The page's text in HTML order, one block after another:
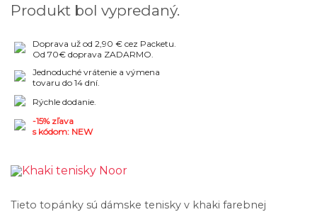
Produkt bol vypredaný.
Doprava už od 2,90 € cez Packetu.
Od 70€ doprava ZADARMO.
Jednoduché vrátenie a výmena
tovaru do 14 dní.
Rýchle dodanie.
-15% zľava
s kódom: NEW
Tieto topánky sú dámske tenisky v khaki farebnej